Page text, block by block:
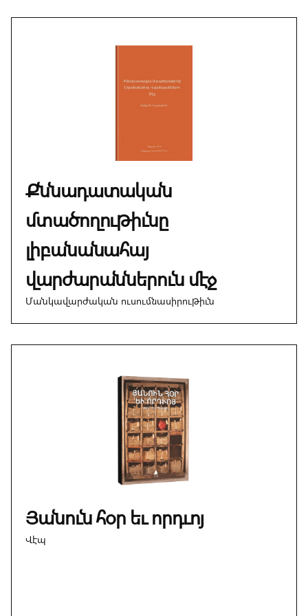
Քննադատական
մտածողութիւնը
լիբանանահայ
վարժարաններուն մէջ
Մանկավարժական ուսումնասիրութիւն
Յանուն հօր եւ որդւոյ
Վէպ